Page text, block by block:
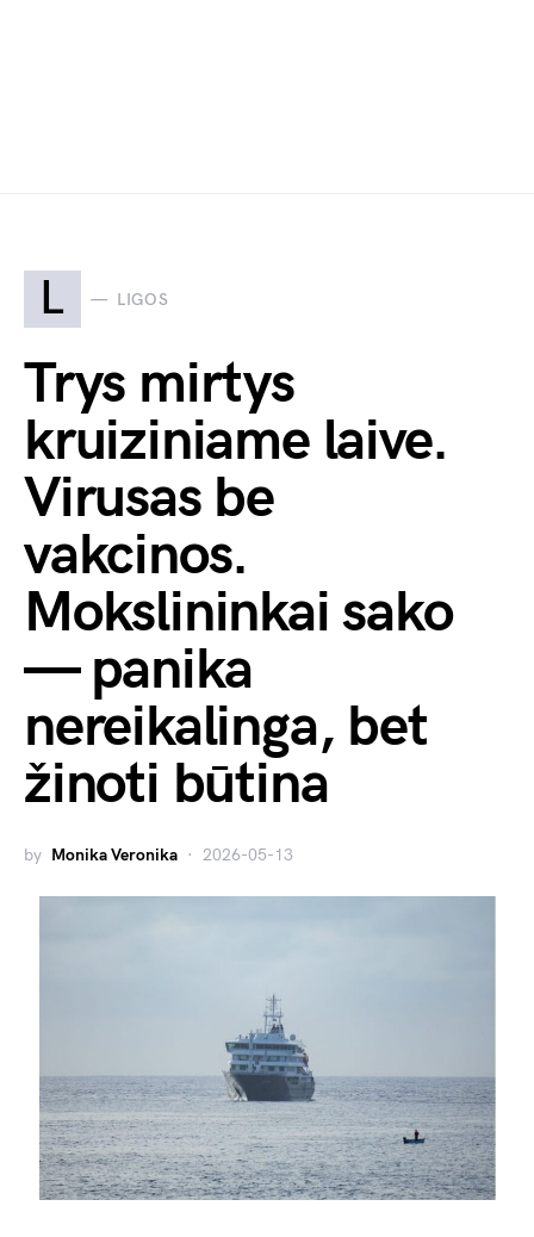
L LIGOS
Trys mirtys
kruiziniame laive.
Virusas be
vakcinos.
Mokslininkai sako
— panika
nereikalinga, bet
žinoti būtina
by Monika Veronika 2026-05-13